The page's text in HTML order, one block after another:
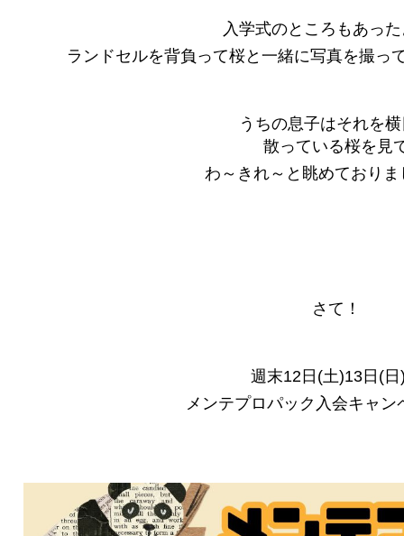
入学式のところもあっ
ランドセルを背負って桜と一緒に写真を撮っ
うちの息子はそれを
散っている桜を見
わ～きれ～と眺めておりま
さて！
週末12日(土)13日(日
メンテプロパック入会キャン